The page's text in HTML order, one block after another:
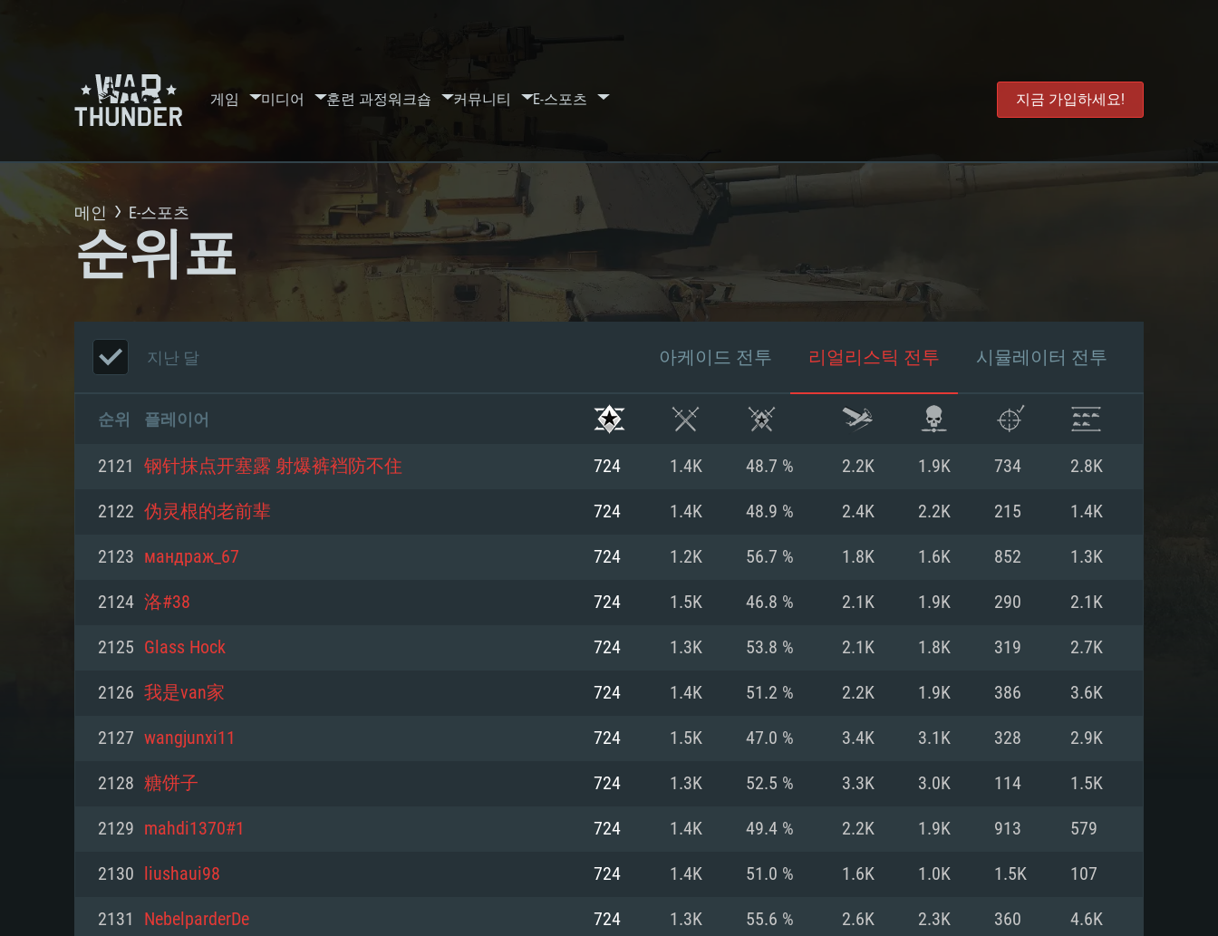
게임 미디어 훈련 과정워크숍 커뮤니티 E-스포츠 지금 가입하세요!
시스템 요구사항
PC MAC Linux
최소사양 권장 사양
최소사양 권장 사양
최소사양 권장 사양
메인 E-스포츠
순위표
지난 달 아케이드 전투 리얼리스틱 전투 시뮬레이터 전투
순위 플레이어
2121 钢针抹点开塞露 射爆裤裆防不住 724 1.4K 48.7 % 2.2K 1.9K 734 2.8K
2122 伪灵根的老前辈 724 1.4K 48.9 % 2.4K 2.2K 215 1.4K
2123 мандраж_67 724 1.2K 56.7 % 1.8K 1.6K 852 1.3K
2124 洛#38 724 1.5K 46.8 % 2.1K 1.9K 290 2.1K
2125 Glass Hock 724 1.3K 53.8 % 2.1K 1.8K 319 2.7K
2126 我是van家 724 1.4K 51.2 % 2.2K 1.9K 386 3.6K
2127 wangjunxi11 724 1.5K 47.0 % 3.4K 3.1K 328 2.9K
2128 糖饼子 724 1.3K 52.5 % 3.3K 3.0K 114 1.5K
2129 mahdi1370#1 724 1.4K 49.4 % 2.2K 1.9K 913 579
2130 liushaui98 724 1.4K 51.0 % 1.6K 1.0K 1.5K 107
2131 NebelparderDe 724 1.3K 55.6 % 2.6K 2.3K 360 4.6K